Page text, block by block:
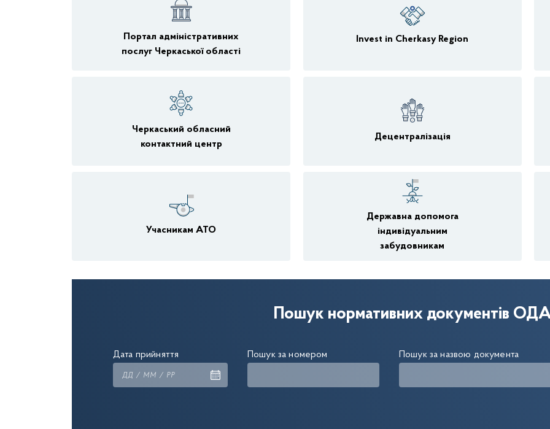
Портал адміністративних
послуг Черкаської області
Invest in Cherkasy Region
Черкаський обласний
контактний центр
Децентралізація
Учасникам АТО
Державна допомога
індивідуальним
забудовникам
Пошук нормативних документів
Дата прийняття Пошук за номером Пошук за назвою документа